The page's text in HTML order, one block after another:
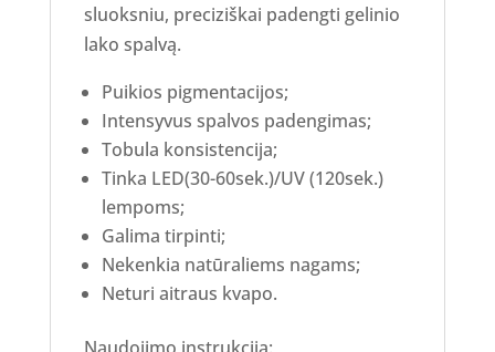
sluoksniu, preciziškai padengti gelinio
lako spalvą.
Puikios pigmentacijos;
Intensyvus spalvos padengimas;
Tobula konsistencija;
Tinka LED(30-60sek.)/UV (120sek.)
lempoms;
Galima tirpinti;
Nekenkia natūraliems nagams;
Neturi aitraus kvapo.